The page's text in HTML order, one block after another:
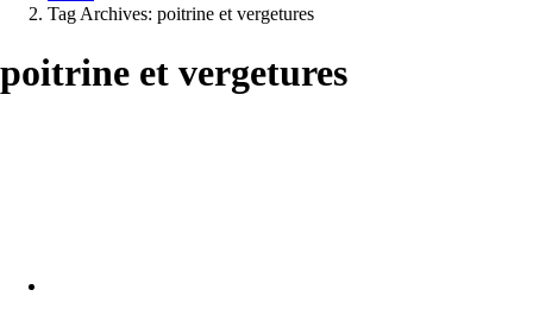
Tag Archives: poitrine et vergetures
poitrine et vergetures